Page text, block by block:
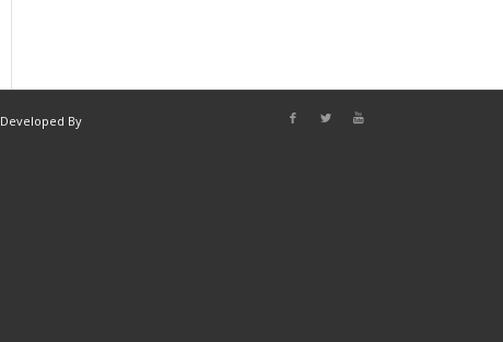
Developed By